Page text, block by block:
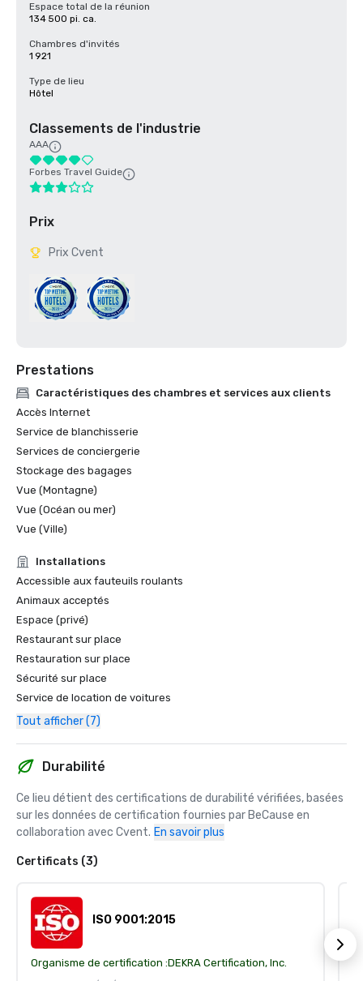
Espace total de la réunion
134 500 pi. ca.
Chambres d'invités
1 921
Type de lieu
Hôtel
Classements de l'industrie
AAA
Forbes Travel Guide
Prix
Prix Cvent
Prestations
Caractéristiques des chambres et services aux clients
Accès Internet
Service de blanchisserie
Services de conciergerie
Stockage des bagages
Vue (Montagne)
Vue (Océan ou mer)
Vue (Ville)
Installations
Accessible aux fauteuils roulants
Animaux acceptés
Espace (privé)
Restaurant sur place
Restauration sur place
Sécurité sur place
Service de location de voitures
Tout afficher (7)
Durabilité
Ce lieu détient des certifications de durabilité vérifiées, basées
sur les données de certification fournies par BeCause en
collaboration avec Cvent. En savoir plus
Certificats (3)
ISO 9001:2015
Organisme de certification :DEKRA Certification, Inc.